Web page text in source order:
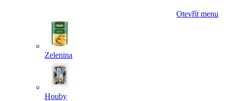
Otevřít menu
Zelenina
Houby